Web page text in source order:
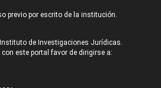
previo por escrito de la institución.
de Investigaciones Jurídicas.
este portal favor de dirigirse a: